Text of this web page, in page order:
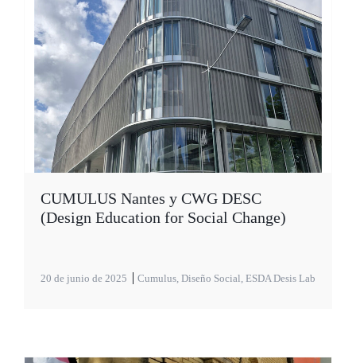
CUMULUS Nantes y CWG DESC
(Design Education for Social Change)
20 de junio de 2025 Cumulus, Diseño Social, ESDA Desis Lab